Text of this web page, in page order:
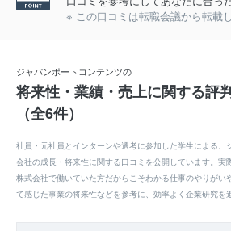
※ この口コミは転職会議から転載
ジャパンポートコンテンツの
将来性・業績・売上に関する評
（全6件）
社員・元社員とインターンや選考に参加した学生による、
会社の成長・将来性に関する口コミを公開しています。実
株式会社で働いていた方だからこそわかる仕事のやりがい
て感じた事業の将来性などを参考に、効率よく企業研究を